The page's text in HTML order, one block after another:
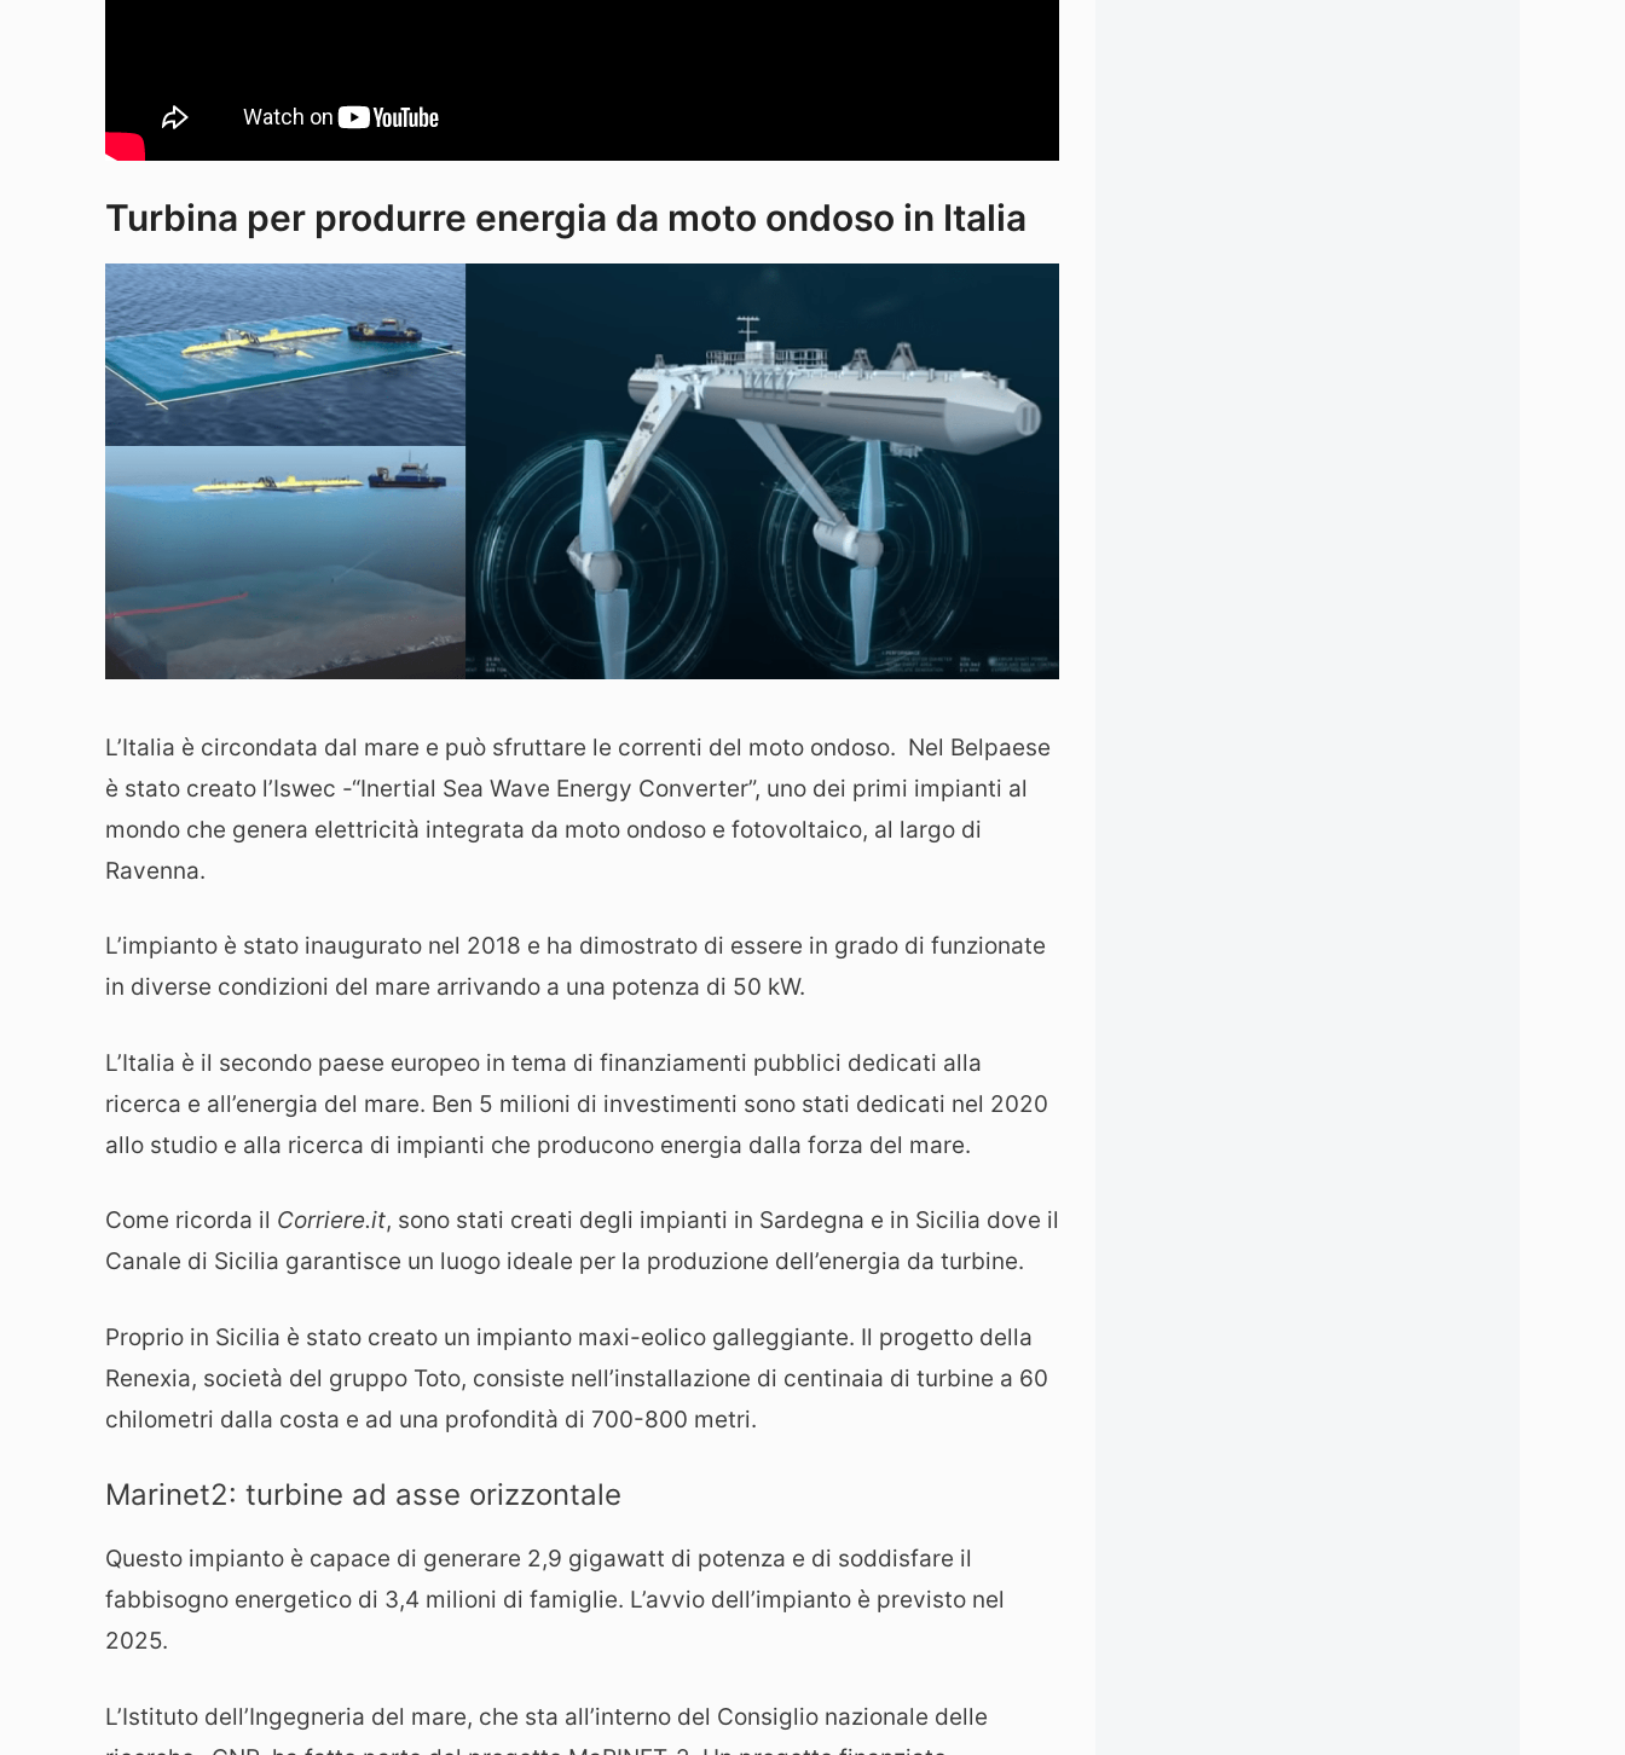
Turbina per produrre energia da moto ondoso in Italia
L’Italia è circondata dal mare e può sfruttare le correnti del moto ondoso. Nel Belpaese
è stato creato l’Iswec -“Inertial Sea Wave Energy Converter”, uno dei primi impianti al
mondo che genera elettricità integrata da moto ondoso e fotovoltaico, al largo di
Ravenna.
L’impianto è stato inaugurato nel 2018 e ha dimostrato di essere in grado di funzionate
in diverse condizioni del mare arrivando a una potenza di 50 kW.
L’Italia è il secondo paese europeo in tema di finanziamenti pubblici dedicati alla
ricerca e all’energia del mare. Ben 5 milioni di investimenti sono stati dedicati nel 2020
allo studio e alla ricerca di impianti che producono energia dalla forza del mare.
Come ricorda il Corriere.it, sono stati creati degli impianti in Sardegna e in Sicilia dove il
Canale di Sicilia garantisce un luogo ideale per la produzione dell’energia da turbine.
Proprio in Sicilia è stato creato un impianto maxi-eolico galleggiante. Il progetto della
Renexia, società del gruppo Toto, consiste nell’installazione di centinaia di turbine a 60
chilometri dalla costa e ad una profondità di 700-800 metri.
Marinet2: turbine ad asse orizzontale
Questo impianto è capace di generare 2,9 gigawatt di potenza e di soddisfare il
fabbisogno energetico di 3,4 milioni di famiglie. L’avvio dell’impianto è previsto nel
2025.
L’Istituto dell’Ingegneria del mare, che sta all’interno del Consiglio nazionale delle